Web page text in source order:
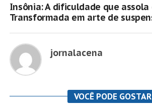
Insônia: A dificuldade que assola
Transformada em arte de
jornalacena
VOCÊ PODE GOSTAR